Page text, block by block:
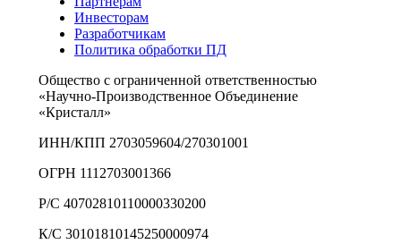
Инвесторам
Разработчикам
Политика обработки ПД
Общество с ограниченной ответственностью
«Научно-Производственное Объединение
«Кристалл»
ИНН/КПП 2703059604/270301001
ОГРН 1112703001366
Р/С 40702810110000330200
К/С 30101810145250000974